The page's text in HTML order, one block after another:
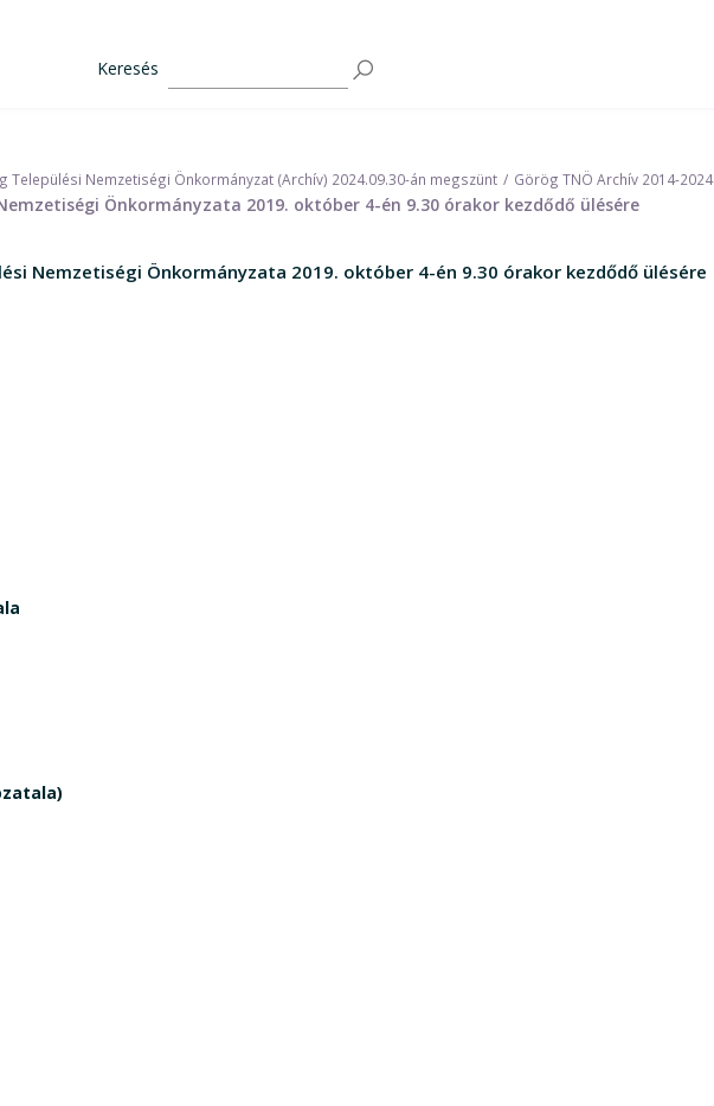
Keresés
Települési Nemzetiségi Önkormányzat (Archív) 2024.09.30-án megszünt Görög TNÖ Archív 2014-2024
Önkormányzata 2019. október 4-én 9.30 órakor kezdődő ülésére
Nemzetiségi Önkormányzata 2019. október 4-én 9.30 órakor kezdődő ülésére